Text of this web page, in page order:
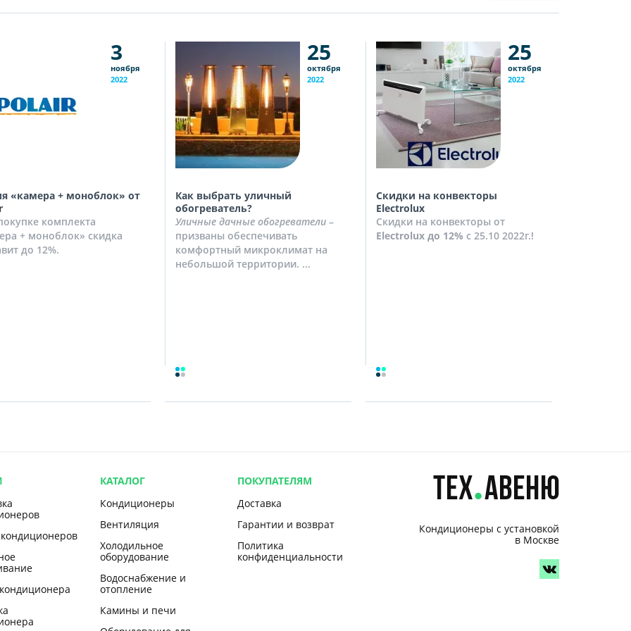
3
ноября
2022
«камера + моноблок» от
комплекта
+ моноблок» скидка
до 12%.
25
октября
2022
Как выбрать уличный
обогреватель?
Уличные дачные обогреватели –
призваны обеспечивать
комфортный микроклимат на
небольшой территории. ...
25
октября
2022
Скидки на конвекторы
Electrolux
Скидки на конвекторы от
Electrolux до 12% с 25.10 2022г.!
КАТАЛОГ
Кондиционеры
Вентиляция
Холодильное
оборудование
Водоснабжение и
отопление
Камины и печи
ПОКУПАТЕЛЯМ
Доставка
Гарантии и возврат
Политика
конфиденциальности
Кондиционеры с установкой
в Москве